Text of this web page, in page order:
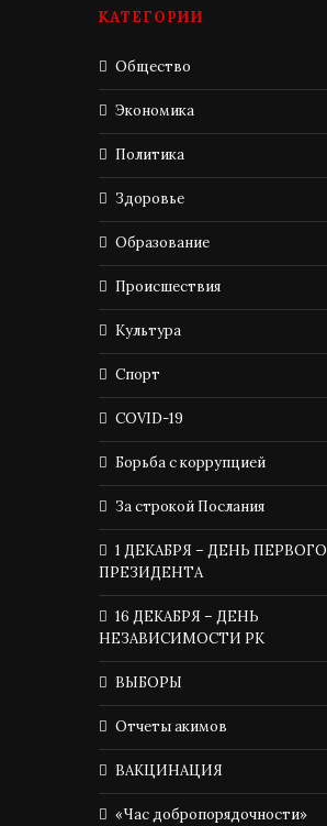
КАТЕГОРИИ
Общество
Экономика
Политика
Здоровье
Образование
Происшествия
Культура
Спорт
COVID-19
Борьба с коррупцией
За строкой Послания
1 ДЕКАБРЯ – ДЕНЬ ПЕРВОГО
ПРЕЗИДЕНТА
16 ДЕКАБРЯ – ДЕНЬ
НЕЗАВИСИМОСТИ РК
ВЫБОРЫ
Отчеты акимов
ВАКЦИНАЦИЯ
«Час добропорядочности»